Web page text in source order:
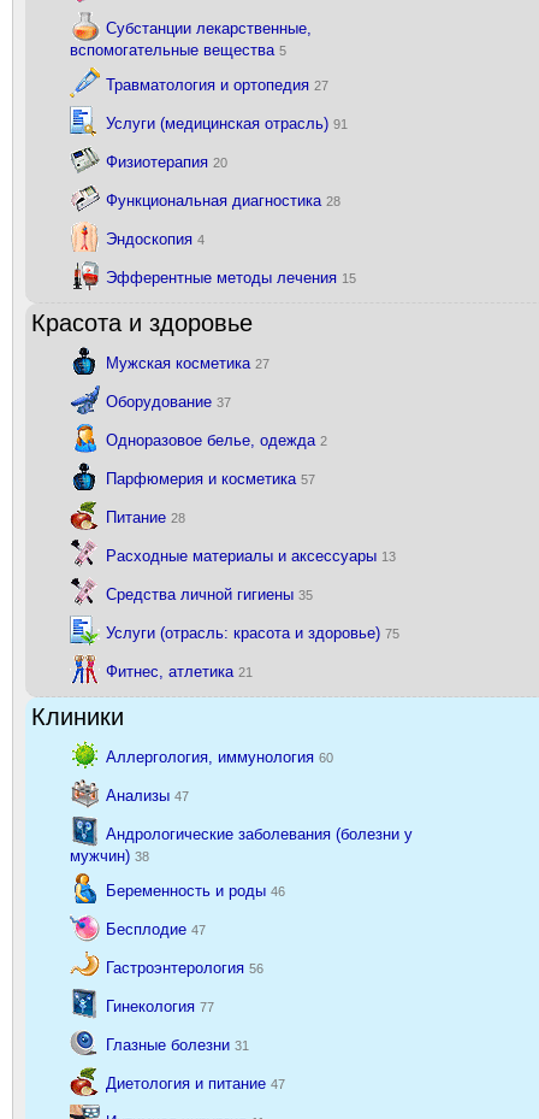
Субстанции лекарственные,
вспомогательные вещества 5
Травматология и ортопедия 27
Услуги (медицинская отрасль) 91
Физиотерапия 20
Функциональная диагностика 28
Эндоскопия 4
Эфферентные методы лечения 15
Красота и здоровье
Мужская косметика 27
Оборудование 37
Одноразовое белье, одежда 2
Парфюмерия и косметика 57
Питание 28
Расходные материалы и аксессуары 13
Средства личной гигиены 35
Услуги (отрасль: красота и здоровье) 75
Фитнес, атлетика 21
Клиники
Аллергология, иммунология 60
Анализы 47
Андрологические заболевания (болезни у
мужчин) 38
Беременность и роды 46
Бесплодие 47
Гастроэнтерология 56
Гинекология 77
Глазные болезни 31
Диетология и питание 47